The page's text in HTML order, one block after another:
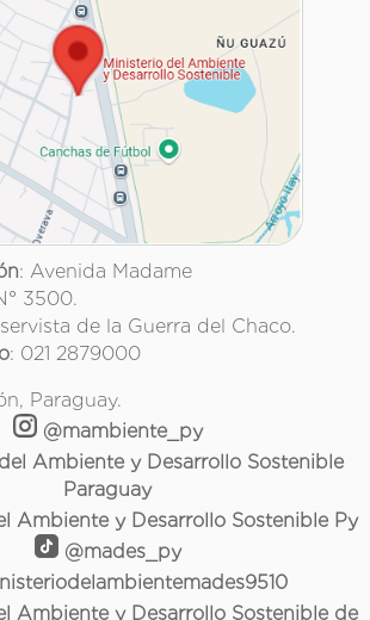
: Avenida Madame
3500.
de la Guerra del Chaco.
: 021 2879000
Paraguay.
@mambiente_py
Ambiente y Desarrollo Sostenible
Paraguay
Ambiente y Desarrollo Sostenible Py
@mades_py
Ambiente y Desarrollo Sostenible de